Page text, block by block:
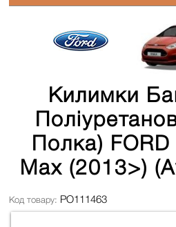
Килимки
Полка) FORD
Max (2013>)
Код товару: PO111463